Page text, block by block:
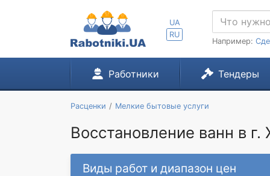
UA
RU
Например:
Работники Тендеры
Расценки Мелкие бытовые услуги
Восстановление ванн в г.
Виды работ и диапазон цен